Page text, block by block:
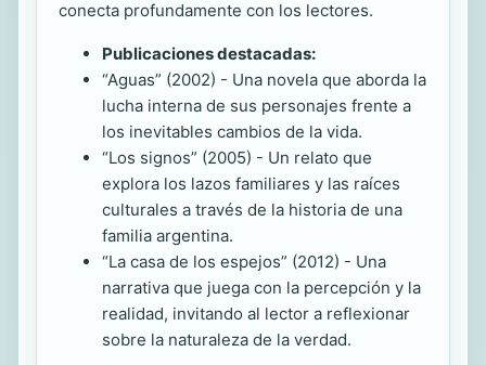
conecta profundamente con los lectores.
Publicaciones destacadas:
“Aguas” (2002) - Una novela que aborda la
lucha interna de sus personajes frente a
los inevitables cambios de la vida.
“Los signos” (2005) - Un relato que
explora los lazos familiares y las raíces
culturales a través de la historia de una
familia argentina.
“La casa de los espejos” (2012) - Una
narrativa que juega con la percepción y la
realidad, invitando al lector a reflexionar
sobre la naturaleza de la verdad.